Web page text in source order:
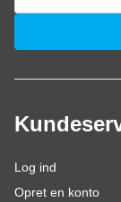
E-mail adresse
Log ind
Opret en konto